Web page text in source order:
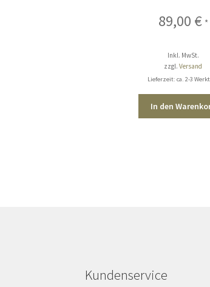
89,00 € *
Inkl. MwSt.
zzgl.Versand
Lieferzeit: ca. 2-3
In den
Kundenservice